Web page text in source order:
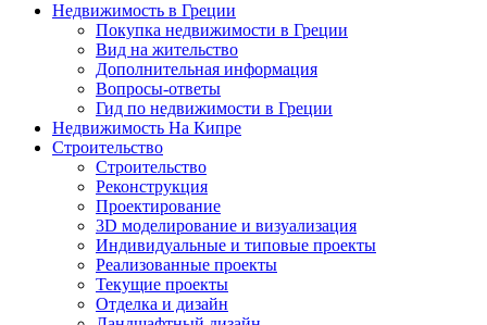
Недвижимость в Греции
Покупка недвижимости в Греции
Вид на жительство
Дополнительная информация
Вопросы-ответы
Гид по недвижимости в Греции
Недвижимость На Кипре
Строительство
Строительство
Реконструкция
Проектирование
3D моделирование и визуализация
Индивидуальные и типовые проекты
Реализованные проекты
Текущие проекты
Отделка и дизайн